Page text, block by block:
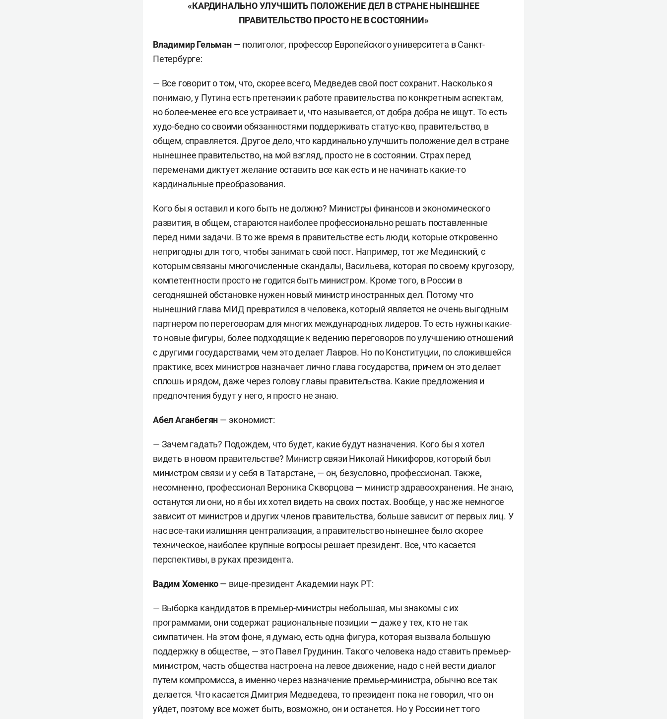
«КАРДИНАЛЬНО УЛУЧШИТЬ ПОЛОЖЕНИЕ ДЕЛ В СТРАНЕ НЫНЕШНЕЕ
ПРАВИТЕЛЬСТВО ПРОСТО НЕ В СОСТОЯНИИ»
Владимир Гельман — политолог, профессор Европейского университета в Санкт-
Петербурге:
— Все говорит о том, что, скорее всего, Медведев свой пост сохранит. Насколько я
понимаю, у Путина есть претензии к работе правительства по конкретным аспектам,
но более-менее его все устраивает и, что называется, от добра добра не ищут. То есть
худо-бедно со своими обязанностями поддерживать статус-кво, правительство, в
общем, справляется. Другое дело, что кардинально улучшить положение дел в стране
нынешнее правительство, на мой взгляд, просто не в состоянии. Страх перед
переменами диктует желание оставить все как есть и не начинать какие-то
кардинальные преобразования.
Кого бы я оставил и кого быть не должно? Министры финансов и экономического
развития, в общем, стараются наиболее профессионально решать поставленные
перед ними задачи. В то же время в правительстве есть люди, которые откровенно
непригодны для того, чтобы занимать свой пост. Например, тот же Мединский, с
которым связаны многочисленные скандалы, Васильева, которая по своему кругозору,
компетентности просто не годится быть министром. Кроме того, в России в
сегодняшней обстановке нужен новый министр иностранных дел. Потому что
нынешний глава МИД превратился в человека, который является не очень выгодным
партнером по переговорам для многих международных лидеров. То есть нужны какие-
то новые фигуры, более подходящие к ведению переговоров по улучшению отношений
с другими государствами, чем это делает Лавров. Но по Конституции, по сложившейся
практике, всех министров назначает лично глава государства, причем он это делает
сплошь и рядом, даже через голову главы правительства. Какие предложения и
предпочтения будут у него, я просто не знаю.
Абел Аганбегян — экономист:
— Зачем гадать? Подождем, что будет, какие будут назначения. Кого бы я хотел
видеть в новом правительстве? Министр связи Николай Никифоров, который был
министром связи и у себя в Татарстане, — он, безусловно, профессионал. Также,
несомненно, профессионал Вероника Скворцова — министр здравоохранения. Не знаю,
останутся ли они, но я бы их хотел видеть на своих постах. Вообще, у нас же немногое
зависит от министров и других членов правительства, больше зависит от первых лиц. У
нас все-таки излишняя централизация, а правительство нынешнее было скорее
техническое, наиболее крупные вопросы решает президент. Все, что касается
перспективы, в руках президента.
Вадим Хоменко— вице-президент Академии наук РТ:
— Выборка кандидатов в премьер-министры небольшая, мы знакомы с их
программами, они содержат рациональные позиции — даже у тех, кто не так
симпатичен. На этом фоне, я думаю, есть одна фигура, которая вызвала большую
поддержку в обществе, — это Павел Грудинин. Такого человека надо ставить премьер-
министром, часть общества настроена на левое движение, надо с ней вести диалог
путем компромисса, а именно через назначение премьер-министра, обычно все так
делается. Что касается Дмитрия Медведева, то президент пока не говорил, что он
уйдет, поэтому все может быть, возможно, он и останется. Но у России нет того